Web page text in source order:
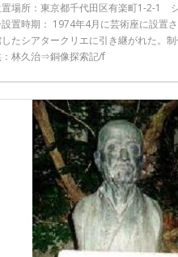
場所：東京都千代田区有楽町1-2-1
置時期： 1974年4月に芸術座に設置
たシアタークリエに引き継がれた。
林久治⇒銅像探索記/f